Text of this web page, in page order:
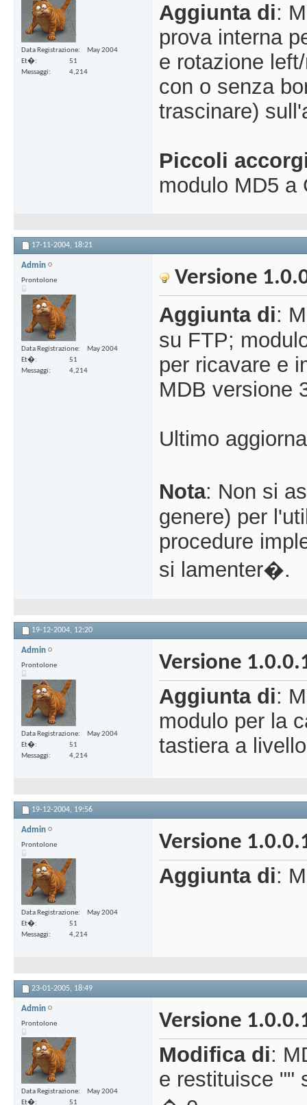
Data Registrazione
May 2004
Et�
51
Messaggi
4,214
Aggiunta di:
prova interna
e rotazione
con o senza
trascinare)
Piccoli
modulo MD5 a
17-11-2004, 18:21
Admin
Prontolone
Data Registrazione
May 2004
Et�
51
Messaggi
4,214
Versione
Aggiunta di:
su FTP;
per ricavare e
MDB versione
Ultimo
Nota: Non si
genere) per
procedure
si lamenter�.
19-12-2004, 12:20
Admin
Prontolone
Data Registrazione
May 2004
Et�
51
Messaggi
4,214
Versione
Aggiunta di:
modulo per la
tastiera a
19-12-2004, 19:56
Admin
Prontolone
Data Registrazione
May 2004
Et�
51
Messaggi
4,214
Versione
Aggiunta di:
23-01-2005, 18:49
Admin
Prontolone
Data Registrazione
May 2004
Et�
51
Versione
Modifica di:
e restituisce ""